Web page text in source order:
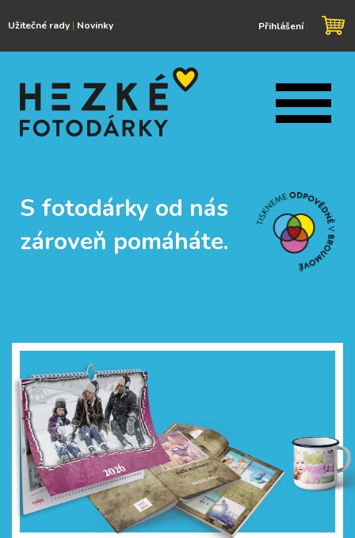
Přihlášení
Užitečné rady | Novinky
S fotodárky od nás
zároveň pomáháte.